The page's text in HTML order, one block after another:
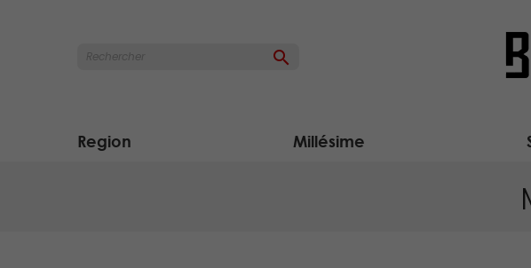

Region Millésime